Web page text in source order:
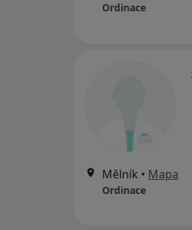
Ordinace
Mělník • Mapa
Ordinace